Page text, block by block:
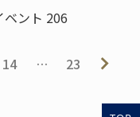
ント 206
14 … 23